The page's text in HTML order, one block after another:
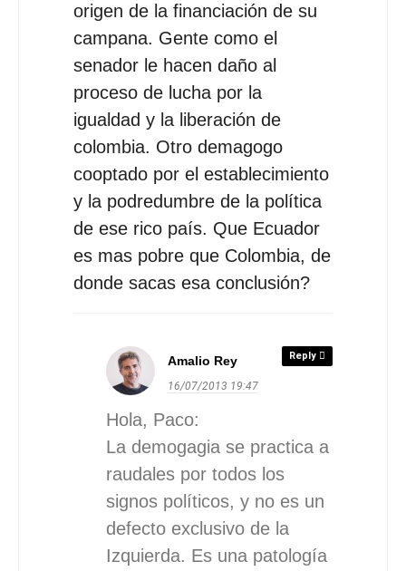
origen de la financiación de su
campana. Gente como el
senador le hacen daño al
proceso de lucha por la
igualdad y la liberación de
colombia. Otro demagogo
cooptado por el establecimiento
y la podredumbre de la política
de ese rico país. Que Ecuador
es mas pobre que Colombia, de
donde sacas esa conclusión?
Reply
Amalio Rey
16/07/2013 19:47
Hola, Paco:
La demogagia se practica a
raudales por todos los
signos políticos, y no es un
defecto exclusivo de la
Izquierda. Es una patología